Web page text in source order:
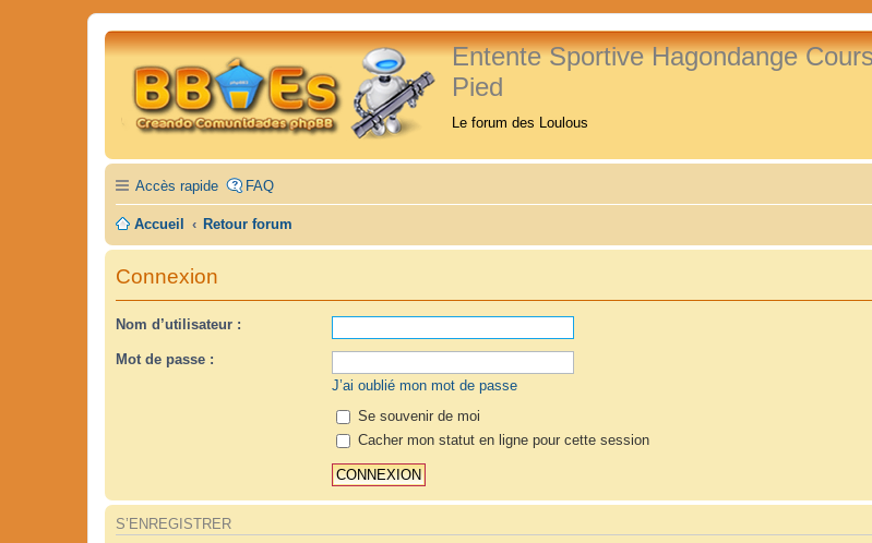
Entente Sportive Hagondange
Pied
Le forum des Loulous
Accès rapide FAQ
Accueil Retour forum
Connexion
Nom d’utilisateur :
Mot de passe :
J’ai oublié mon mot de passe
Se souvenir de moi
Cacher mon statut en ligne pour cette session
S’ENREGISTRER